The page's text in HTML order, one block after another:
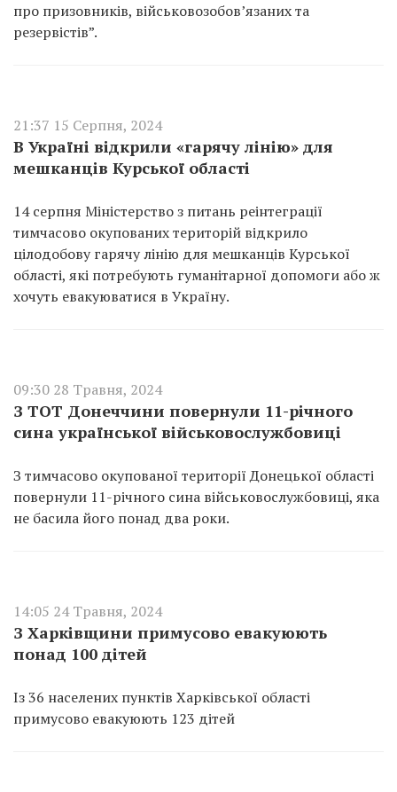
про призовників, військовозобов’язаних та
резервістів”.
21:37 15 Серпня, 2024
В Україні відкрили «гарячу лінію» для
мешканців Курської області
14 серпня Міністерство з питань реінтеграції
тимчасово окупованих територій відкрило
цілодобову гарячу лінію для мешканців Курської
області, які потребують гуманітарної допомоги або ж
хочуть евакуюватися в Україну.
09:30 28 Травня, 2024
З ТОТ Донеччини повернули 11-річного
сина української військовослужбовиці
З тимчасово окупованої території Донецької області
повернули 11-річного сина військовослужбовиці, яка
не басила його понад два роки.
14:05 24 Травня, 2024
З Харківщини примусово евакуюють
понад 100 дітей
Із 36 населених пунктів Харківської області
примусово евакуюють 123 дітей